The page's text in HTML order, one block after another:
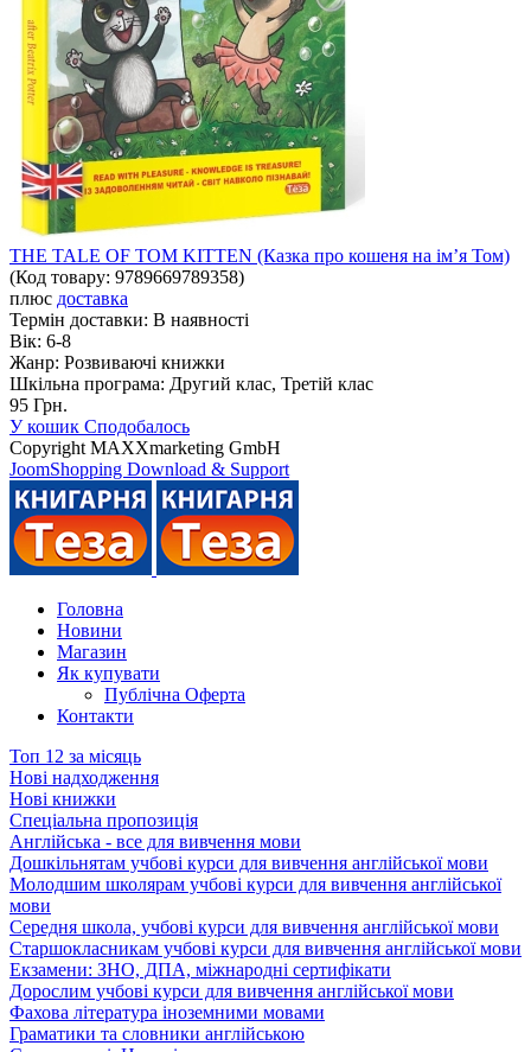
THE TALE OF TOM KITTEN (Казка про кошеня на ім’я Том)
(Код товару: 9789669789358)
плюс доставка
Термін доставки: В наявності
Вік: 6-8
Жанр: Розвиваючі книжки
Шкільна програма: Другий клас, Третій клас
95 Грн.
У кошик Сподобалось
Copyright MAXXmarketing GmbH
JoomShopping Download & Support
Головна
Новини
Магазин
Як купувати
Публічна Оферта
Контакти
Топ 12 за місяць
Нові надходження
Нові книжки
Спеціальна пропозиція
Англійська - все для вивчення мови
Дошкільнятам учбові курси для вивчення англійської мови
Молодшим школярам учбові курси для вивчення англійської
мови
Середня школа, учбові курси для вивчення англійської мови
Старшокласникам учбові курси для вивчення англійської мови
Екзамени: ЗНО, ДПА, міжнародні сертифікати
Дорослим учбові курси для вивчення англійської мови
Фахова література іноземними мовами
Граматики та словники англійською